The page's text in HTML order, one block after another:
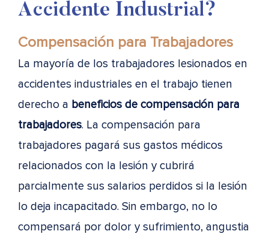
Accidente Industrial?
Compensación para Trabajadores
La mayoría de los trabajadores lesionados en
accidentes industriales en el trabajo tienen
derecho a beneficios de compensación para
trabajadores. La compensación para
trabajadores pagará sus gastos médicos
relacionados con la lesión y cubrirá
parcialmente sus salarios perdidos si la lesión
lo deja incapacitado. Sin embargo, no lo
compensará por dolor y sufrimiento, angustia